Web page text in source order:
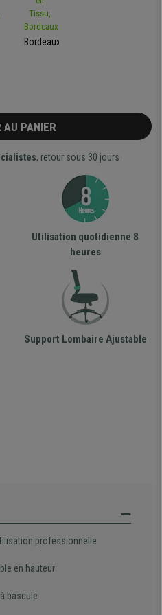
Bordeaux
PANIER
, retour sous 30 jours
Utilisation quotidienne 8
heures
Support Lombaire Ajustable
professionnelle
en hauteur
bascule